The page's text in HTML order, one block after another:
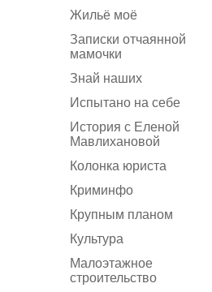
Жильё моё
Записки отчаянной
мамочки
Знай наших
Испытано на себе
История с Еленой
Мавлихановой
Колонка юриста
Криминфо
Крупным планом
Культура
Малоэтажное
строительство